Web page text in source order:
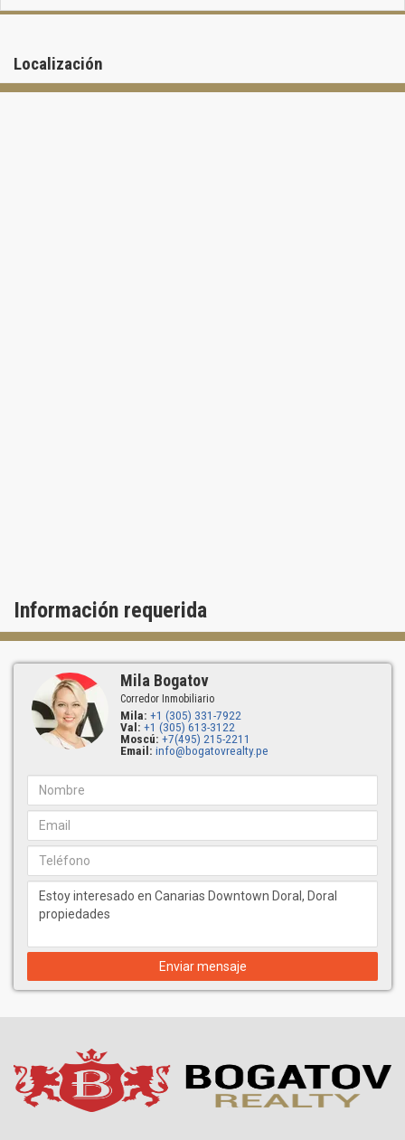
Localización
Información requerida
Mila Bogatov
Corredor Inmobiliario
Mila: +1 (305) 331-7922
Val: +1 (305) 613-3122
Moscú: +7(495) 215-2211
Email: info@bogatovrealty.pe
Enviar mensaje